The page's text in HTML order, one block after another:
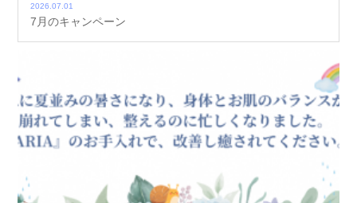
2026.07.01
7月のキャンペーン